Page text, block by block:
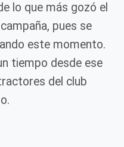
lo que más gozó el
pues se
este momento.
tiempo desde ese
del club